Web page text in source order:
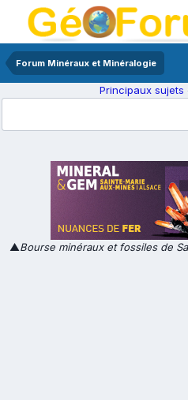
Forum Minéraux et Minéralogie
Principaux sujets
▲Bourse minéraux et fossiles de